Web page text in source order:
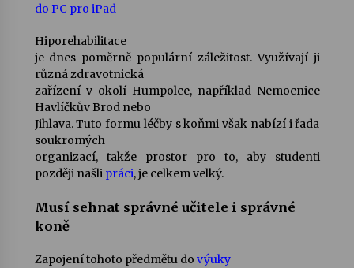
17. 7. 2026
Ozvěny prázdnin
14. 7. 2026
Za kulturou kousek za Humpolec. V Želivě ožije
13. 7. 2026
Želiv
do PC pro iPad
Hiporehabilitace
je dnes poměrně populární záležitost. Využívají ji
různá zdravotnická
zařízení v okolí Humpolce, například Nemocnice
Havlíčkův Brod nebo
Jihlava. Tuto formu léčby s koňmi však nabízí i řada
soukromých
organizací, takže prostor pro to, aby studenti
později našli práci, je celkem velký.
Musí sehnat správné učitele i správné
koně
Zapojení tohoto předmětu do výuky